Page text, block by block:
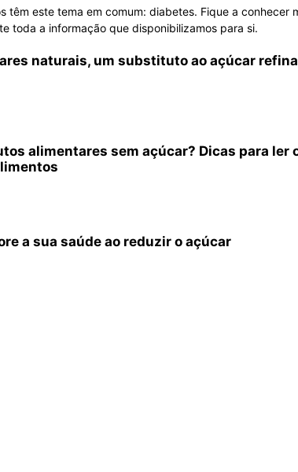
têm este tema em comum: diabetes. Fique a conhecer
toda a informação que disponibilizamos para si.
naturais, um substituto ao açúcar
alimentares sem açúcar? Dicas para ler
a sua saúde ao reduzir o açúcar